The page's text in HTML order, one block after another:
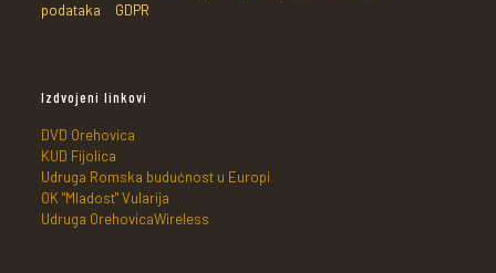
podataka
GDPR
Izdvojeni linkovi
DVD Orehovica
KUD Fijolica
Udruga Romska budućnost u Europi
OK "Mladost" Vularija
Udruga OrehovicaWireless